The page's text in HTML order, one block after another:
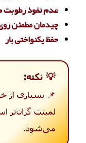
عدم نفوذ رطوبت
چیدمان مطمئن
حفظ یکنواختی بار
💡 نکته:
📌 بسیاری از
لمینت گران‌تر
می‌شود.